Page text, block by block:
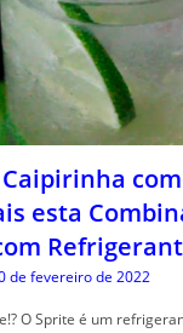
esta
de fevereiro de 2022
O Sprite é um